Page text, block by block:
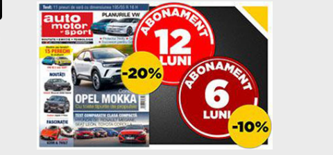
50 de ani de VW Golf GTI –...
August 2, 2026
Prețuri Skoda Epiq: